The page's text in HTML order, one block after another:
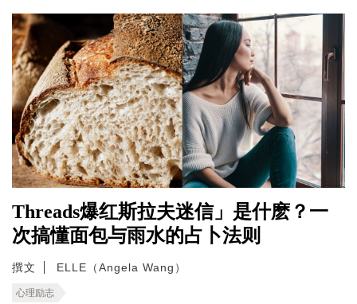
Threads爆红斯拉夫迷信」是什麽？一
次搞懂面包与雨水的占卜法则
撰文 ELLE（Angela Wang）
心理励志